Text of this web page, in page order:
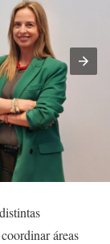
áreas